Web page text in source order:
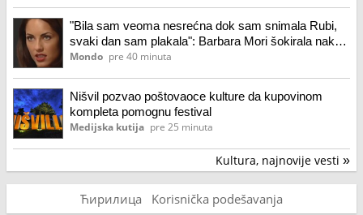
"Bila sam veoma nesrećna dok sam snimala Rubi,
svaki dan sam plakala": Barbara Mori šokirala nakon
20 godina
Mondo pre 40 minuta
Nišvil pozvao poštovaoce kulture da kupovinom
kompleta pomognu festival
Medijska kutija pre 25 minuta
Kultura, najnovije vesti »
Ћирилица Korisnička podešavanja